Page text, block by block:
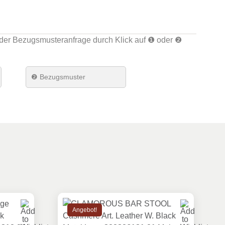
Bürostühlen.
Bezugsmusteranfrage durch Klick auf ❶ oder ❷
❷ Bezugsmuster
Angebot!